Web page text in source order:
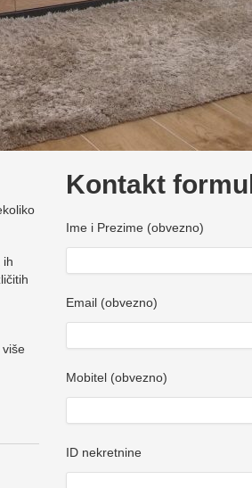
ih
Kontakt
Ime i Prezime (obvezno)
Email (obvezno)
Mobitel (obvezno)
ID nekretnine